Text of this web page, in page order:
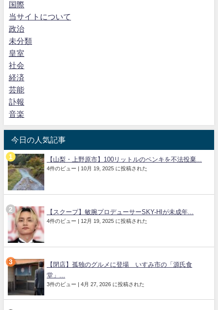
国際
当サイトについて
政治
未分類
皇室
社会
経済
芸能
訃報
音楽
今日の人気記事
【山梨・上野原市】100リットルのペンキを不法投棄...
4件のビュー | 10月 19, 2025 に投稿された
【スクープ】敏腕プロデューサーSKY-HIが未成年...
4件のビュー | 12月 19, 2025 に投稿された
【閉店】孤独のグルメに登場 いすみ市の「源氏食
堂」...
3件のビュー | 4月 27, 2026 に投稿された